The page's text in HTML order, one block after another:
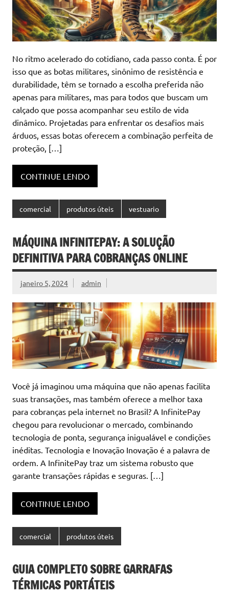
No ritmo acelerado do cotidiano, cada passo conta. É por
isso que as botas militares, sinônimo de resistência e
durabilidade, têm se tornado a escolha preferida não
apenas para militares, mas para todos que buscam um
calçado que possa acompanhar seu estilo de vida
dinâmico. Projetadas para enfrentar os desafios mais
árduos, essas botas oferecem a combinação perfeita de
proteção, […]
CONTINUE LENDO
comercial produtos úteis vestuario
MÁQUINA INFINITEPAY: A SOLUÇÃO
DEFINITIVA PARA COBRANÇAS ONLINE
janeiro 5, 2024 admin
Você já imaginou uma máquina que não apenas facilita
suas transações, mas também oferece a melhor taxa
para cobranças pela internet no Brasil? A InfinitePay
chegou para revolucionar o mercado, combinando
tecnologia de ponta, segurança inigualável e condições
inéditas. Tecnologia e Inovação Inovação é a palavra de
ordem. A InfinitePay traz um sistema robusto que
garante transações rápidas e seguras. […]
CONTINUE LENDO
comercial produtos úteis
GUIA COMPLETO SOBRE GARRAFAS
TÉRMICAS PORTÁTEIS